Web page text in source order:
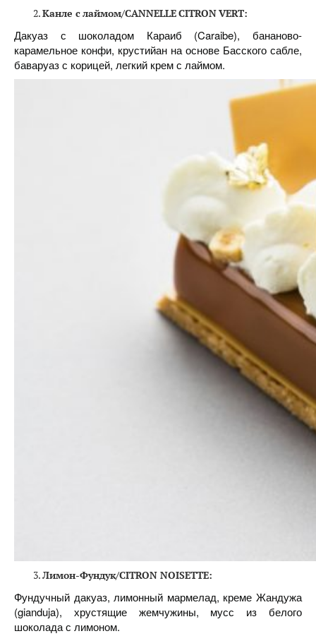
Канле слаймом/CANNELLECITRONVERT:
Дакуаз с шоколадом Караиб (Caraibe), бананово-
карамельное конфи, крустийан на основе Басского сабле,
баваруаз с корицей, легкий крем с лаймом.
Лимон-Фундук/CITRON NOISETTE:
Фундучный дакуаз, лимонный мармелад, креме Жандужа
(gianduja), хрустящие жемчужины, мусс из белого
шоколада с лимоном.